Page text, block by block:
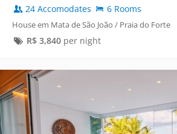
24 Accomodates 6 Rooms
House em Mata de São João / Praia do Forte
R$ 3,840per night